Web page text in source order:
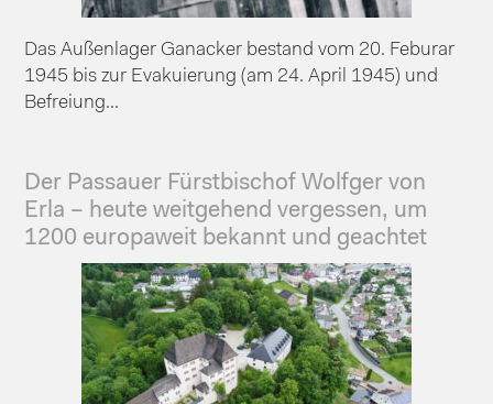
Das Außenlager Ganacker bestand vom 20. Feburar
1945 bis zur Evakuierung (am 24. April 1945) und
Befreiung...
Der Passauer Fürstbischof Wolfger von
Erla – heute weitgehend vergessen, um
1200 europaweit bekannt und geachtet